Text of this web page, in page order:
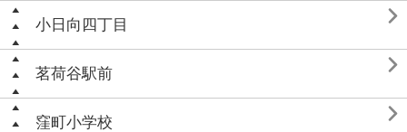
小日向四丁目 
茗荷谷駅前 
窪町小学校 